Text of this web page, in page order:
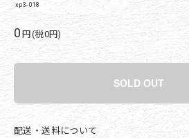
xp3-018
0 円(税0円)
SOLD OUT
配送・送料について